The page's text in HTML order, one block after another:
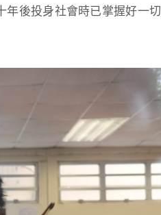
年後投身社會時已掌握好一切